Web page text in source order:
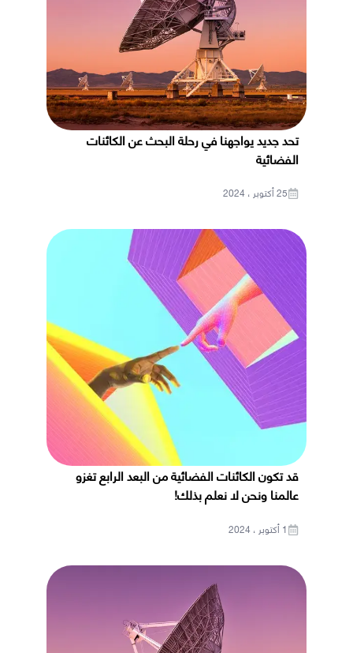
تحد جديد يواجهنا في رحلة البحث عن الكائنات
الفضائية
25 أكتوبر ، 2024
قد تكون الكائنات الفضائية من البعد الرابع تغزو
عالمنا ونحن لا نعلم بذلك!
1 أكتوبر ، 2024